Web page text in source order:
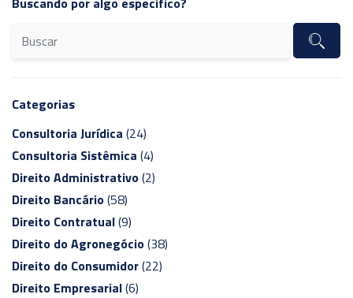
Categorias
Consultoria Jurídica (24)
Consultoria Sistêmica (4)
Direito Administrativo(2)
Direito Bancário(58)
Direito Contratual(9)
Direito do Agronegócio(38)
Direito do Consumidor(22)
Direito Empresarial(6)